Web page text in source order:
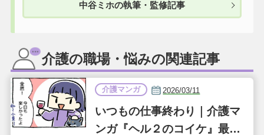
中谷ミホの執筆・監修記事
介護の職場・悩みの関連記事
介護マンガ 2026/03/11
いつもの仕事終わり｜介護マ
ンガ『ヘル２のコイケ』最終